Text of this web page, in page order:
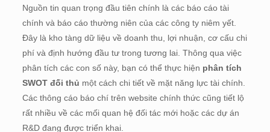
Nguồn tin quan trọng đầu tiên chính là các báo cáo tài
chính và báo cáo thường niên của các công ty niêm yết.
Đây là kho tàng dữ liệu về doanh thu, lợi nhuận, cơ cấu chi
phí và định hướng đầu tư trong tương lai. Thông qua việc
phân tích các con số này, bạn có thể thực hiện phân tích
SWOT đối thủ một cách chi tiết về mặt năng lực tài chính.
Các thông cáo báo chí trên website chính thức cũng tiết lộ
rất nhiều về các mối quan hệ đối tác mới hoặc các dự án
R&D đang được triển khai.